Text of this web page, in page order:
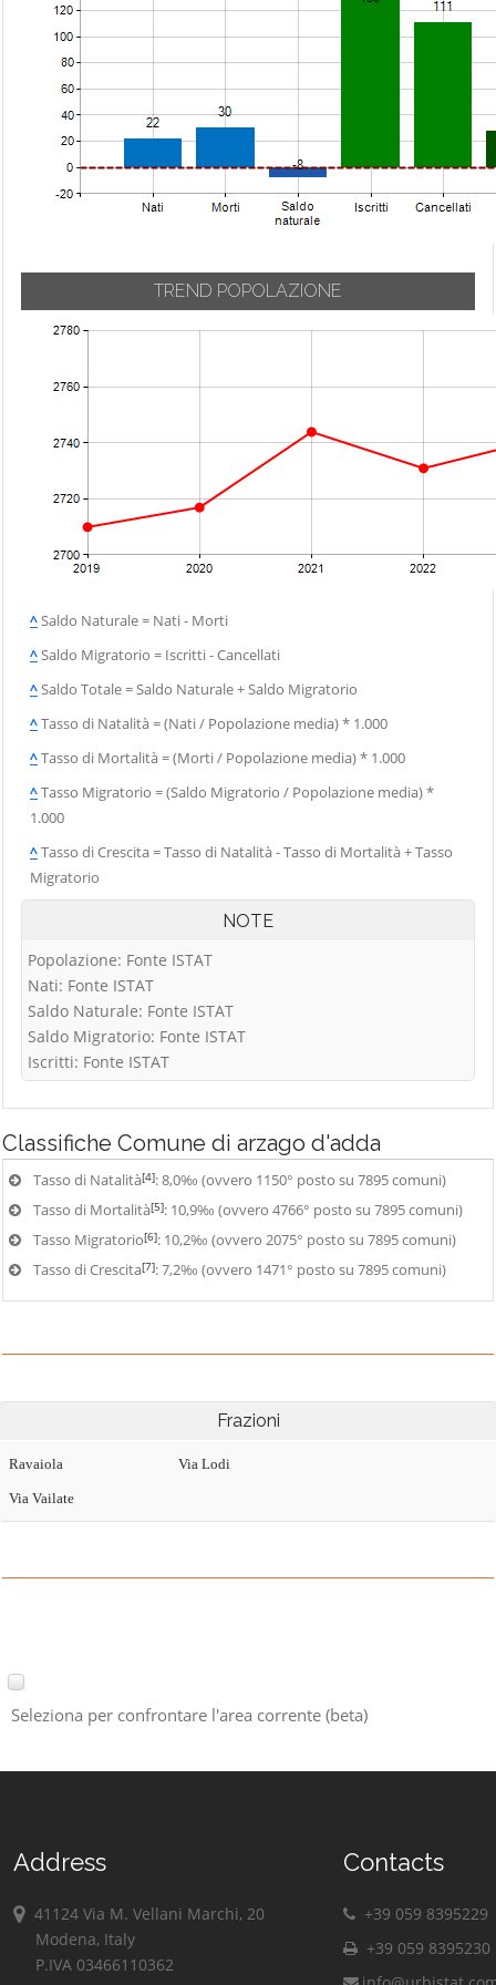
Carvico
Casazza
Casnigo
Cassiglio
Castel Rozzone
Presolana
Cavernago
Sant'Andrea
Chignolo d'Isola
Cisano
Bergamasco
Ciserano
Cividate al Piano
Clusone
Colere
Cologno al Serio
Colzate
Comun Nuovo
Cornalba
Mozzanica
Olmo al Brembo
Oltre il Colle
Oneta
Orio al Serio
Ornica
Paladina
Palosco
Parzanica
Pedrengo
Peia
Pianico
Urgnano
Val Brembilla
Valgoglio
Valleve
Valnegra
Vedeseta
Verdellino
Vigano San
Martino
Vigolo
Villa d'Almè
Villongo
Vilminore di
Scalve
Zandobbio
Zanica
TREND POPOLAZIONE
^Saldo Naturale = Nati - Morti
^Saldo Migratorio = Iscritti - Cancellati
^Saldo Totale = Saldo Naturale + Saldo Migratorio
^Tasso di Natalità = (Nati / Popolazione media) * 1.000
^Tasso di Mortalità = (Morti / Popolazione media) * 1.000
^Tasso Migratorio = (Saldo Migratorio / Popolazione media) *
1.000
^Tasso di Crescita = Tasso di Natalità - Tasso di Mortalità + Tasso
Migratorio
NOTE
Popolazione: Fonte ISTAT
Nati: Fonte ISTAT
Saldo Naturale: Fonte ISTAT
Saldo Migratorio: Fonte ISTAT
Iscritti: Fonte ISTAT
Classifiche Comune di arzago d'adda
Tasso di Natalità[4]: 8,0‰ (ovvero 1150° posto su 7895 comuni)
Tasso di Mortalità[5]: 10,9‰ (ovvero 4766° posto su 7895 comuni)
Tasso Migratorio[6]: 10,2‰ (ovvero 2075° posto su 7895 comuni)
Tasso di Crescita[7]: 7,2‰ (ovvero 1471° posto su 7895 comuni)
Frazioni
Ravaiola Via Lodi
Via Vailate
Seleziona per confrontare l'area corrente (beta)
Address
41124 Via M. Vellani Marchi, 20
Modena, Italy
P.IVA 03466110362
Contacts
+39 059 8395229
+39 059 8395230